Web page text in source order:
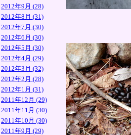
2012年9月 (28)
2012年8月 (31)
2012年7月 (30)
2012年6月 (30)
2012年5月 (30)
2012年4月 (29)
2012年3月 (32)
2012年2月 (28)
2012年1月 (31)
2011年12月 (29)
2011年11月 (30)
2011年10月 (30)
2011年9月 (29)